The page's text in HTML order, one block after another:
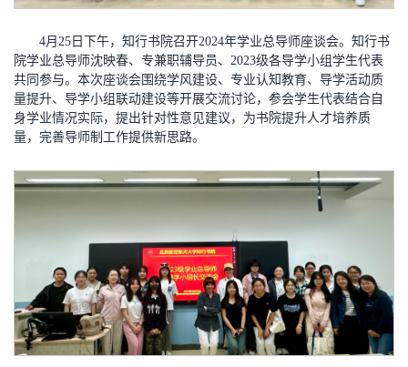
4月25日下午，知行书院召开2024年学业总导师座谈会。知行书
院学业总导师沈映春、专兼职辅导员、2023级各导学小组学生代表
共同参与。本次座谈会围绕学风建设、专业认知教育、导学活动质
量提升、导学小组联动建设等开展交流讨论，参会学生代表结合自
身学业情况实际，提出针对性意见建议，为书院提升人才培养质
量，完善导师制工作提供新思路。